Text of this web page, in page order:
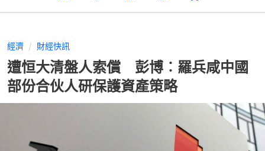
經濟 財經快訊
遭恒大清盤人索償 彭博︰羅兵咸中國
部份合伙人研保護資產策略